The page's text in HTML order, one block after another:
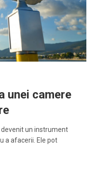
unei camere
un instrument
a afacerii. Ele pot